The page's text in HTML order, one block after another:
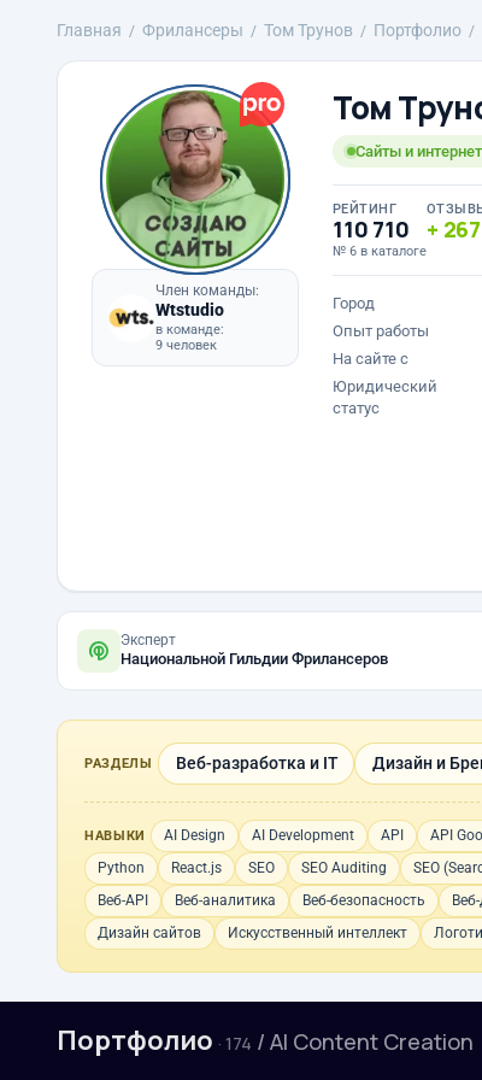
Главная Фрилансеры Том Трунов Портфолио
Член команды:
Wtstudio
в команде:
9 человек
Том
Сайты и
РЕЙТИНГ
110 710
№ 6 в каталоге
267
Город
Опыт работы
На сайте с
Юридический
статус
Эксперт
Национальной Гильдии Фрилансеров
РАЗДЕЛЫ Веб-разработка и IT Дизайн и
НАВЫКИ AI Design AI Development API API
Python
React.js SEO SEO Auditing SEO
Веб-API
Веб-аналитика Веб-безопасность
Дизайн сайтов
Искусственный интеллект
Портфолио · 174 / AI Content Creation